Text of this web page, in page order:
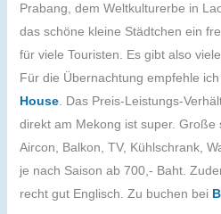
Prabang, dem Weltkulturerbe in
das schöne kleine Städtchen ein
für viele Touristen. Es gibt also
Für die Übernachtung empfehle
House. Das Preis-Leistungs-
direkt am Mekong ist super.
Aircon, Balkon, TV, Kühlschrank,
je nach Saison ab 700,- Baht.
recht gut Englisch. Zu buchen bei